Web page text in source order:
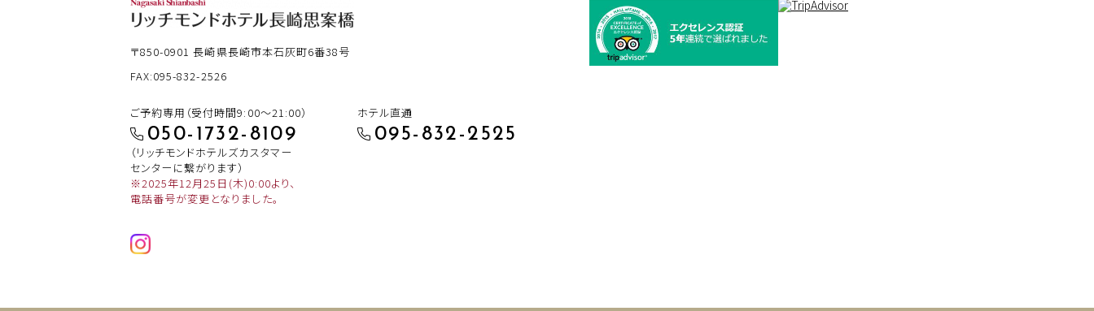
〒850-0901長崎県長崎市本石灰町6番38号
FAX:095-832-2526
ご予約専用（受付時間9:00～21:00）
050-1732-8109
（リッチモンドホテルズカスタマー
センターに繋がります）
※2025年12月25日(木)0:00より、
電話番号が変更となりました。
ホテル直通
095-832-2525